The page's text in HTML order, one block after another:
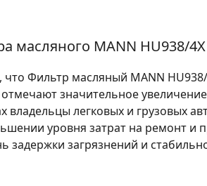
масляного MANN HU938/4X
Фильтр масляный MANN
значительное
владельцы легковых и грузовых
уровня затрат на ремонт и
задержки загрязнений и